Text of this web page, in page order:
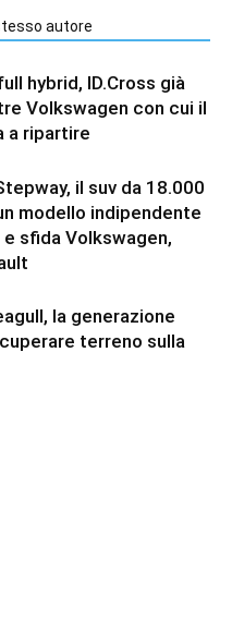
autore
hybrid, ID.Cross già
Volkswagen con cui il
a ripartire
il suv da 18.000
modello indipendente
sfida Volkswagen,
la generazione
terreno sulla